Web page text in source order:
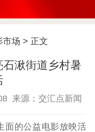
市场 > 正文
湫街道乡村暑
来源：交汇点新闻
的公益电影放映活